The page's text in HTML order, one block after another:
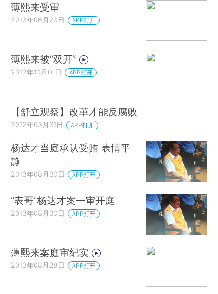
薄熙来受审
2013年08月23日 APP打开
薄熙来被“双开”
2012年10月01日 APP打开
【舒立观察】改革才能反腐败
2012年03月31日 APP打开
杨达才当庭承认受贿 表情平
静
2013年08月30日 APP打开
“表哥”杨达才案一审开庭
2013年08月30日 APP打开
薄熙来案庭审纪实
2013年08月28日 APP打开